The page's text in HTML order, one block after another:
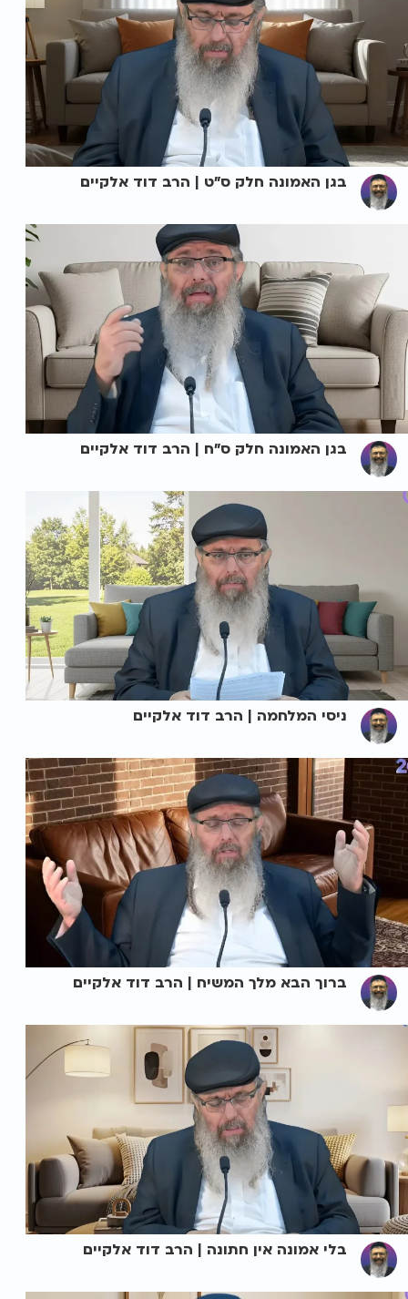
בגן האמונה חלק ס"ט | הרב דוד אלקיים
בגן האמונה חלק ס"ח | הרב דוד אלקיים
ניסי המלחמה | הרב דוד אלקיים
ברוך הבא מלך המשיח | הרב דוד אלקיים
בלי אמונה אין חתונה | הרב דוד אלקיים